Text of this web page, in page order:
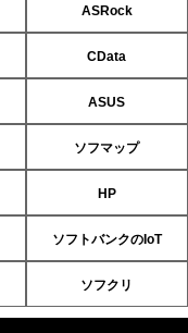
ASRock
CData
ASUS
ソフマップ
HP
ソフトバンクのIoT
ソフクリ